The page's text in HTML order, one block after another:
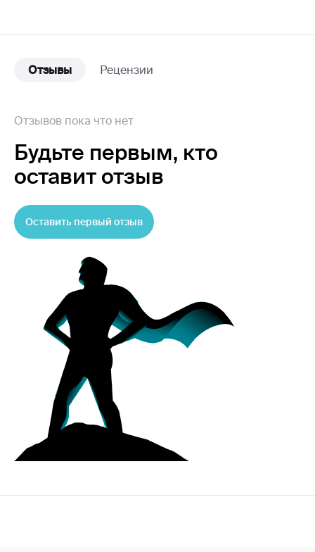
Отзывы Рецензии
Отзывов пока что нет
Будьте первым, кто
оставит отзыв
Оставить первый отзыв